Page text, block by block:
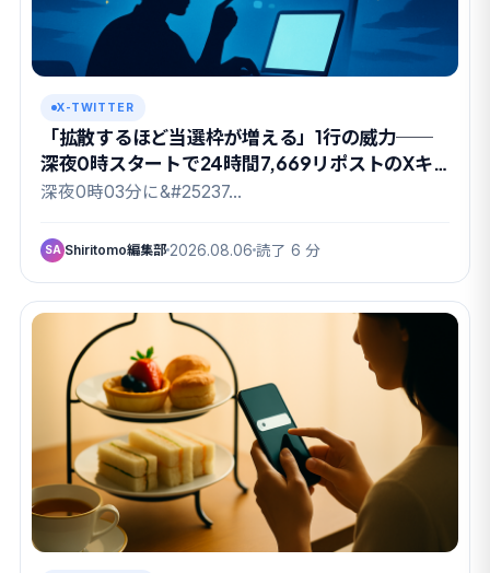
X-TWITTER
「拡散するほど当選枠が増える」1行の威力──
深夜0時スタートで24時間7,669リポストのXキ
ャンペーン
深夜0時03分に&#25237…
SA Shiritomo編集部 2026.08.06 読了 6 分